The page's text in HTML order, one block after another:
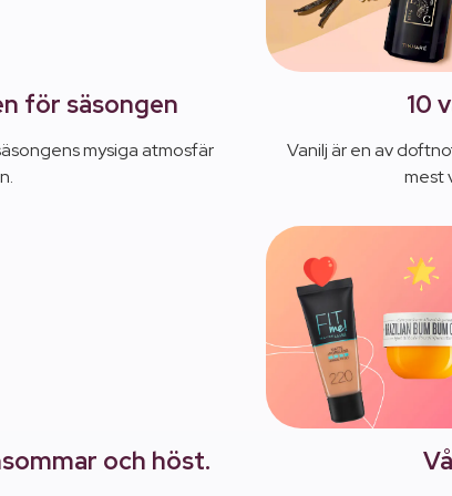
för säsongen
mysiga atmosfär
10
Vanilj är en av
mest
och höst.